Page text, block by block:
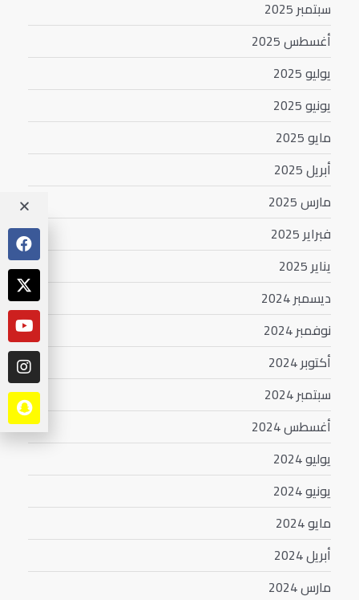
سبتمبر 2025
أغسطس 2025
يوليو 2025
يونيو 2025
مايو 2025
أبريل 2025
مارس 2025
فبراير 2025
يناير 2025
ديسمبر 2024
نوفمبر 2024
أكتوبر 2024
سبتمبر 2024
أغسطس 2024
يوليو 2024
يونيو 2024
مايو 2024
أبريل 2024
مارس 2024